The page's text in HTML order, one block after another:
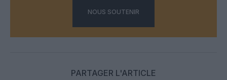
NOUS SOUTENIR
PARTAGER L'ARTICLE